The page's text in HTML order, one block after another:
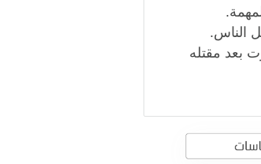
الناس.
بعد مقتله